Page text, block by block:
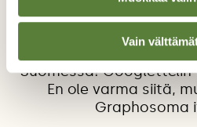
Vain
näin nää punaset täplät
lähempää ja
Suomessa!
En ole varma siitä,
Graphosoma